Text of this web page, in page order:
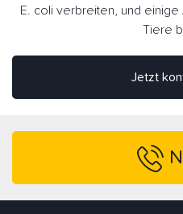
Jetzt
E. coli verbreiten, und
Tiere